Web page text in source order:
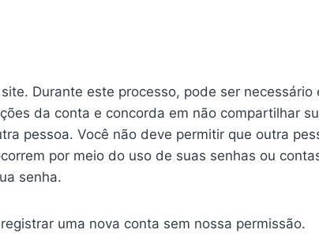
Durante este processo, pode ser
da conta e concorda em não compartilhar
pessoa. Você não deve permitir que outra
por meio do uso de suas senhas ou
senha.
uma nova conta sem nossa permissão.